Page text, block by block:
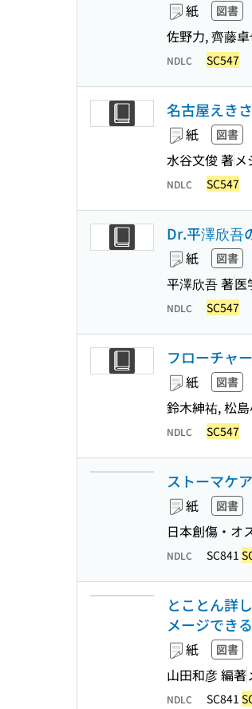
紙 図書
佐野力, 齊藤
NDLC SC547
名古屋えき
紙 図書
水谷文俊 著
NDLC SC547
Dr.平澤欣吾
紙 図書
平澤欣吾 著医
NDLC SC547
フローチャ
紙 図書
鈴木紳祐, 松
NDLC SC547
ストーマケ
紙 図書
日本創傷・オ
NDLC SC841
とことん詳
メージでき
紙 図書
山田和彦 編著
NDLC SC841